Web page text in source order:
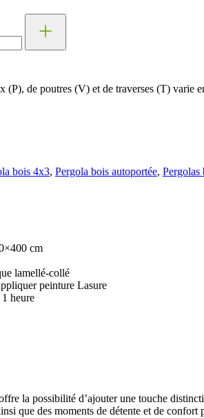
(P), de poutres (V) et de traverses (T) varie
bois 4x3, Pergola bois autoportée, Pergolas
cm
lamellé-collé
peinture Lasure
heure
la possibilité d’ajouter une touche
que des moments de détente et de